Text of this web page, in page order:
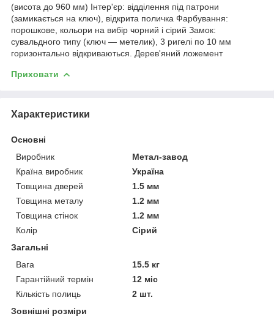
(висота до 960 мм) Інтер'єр: відділення під патрони
(замикається на ключ), відкрита поличка Фарбування:
порошкове, кольори на вибір чорний і сірий Замок:
сувальдного типу (ключ — метелик), 3 ригелі по 10 мм
горизонтально відкриваються. Дерев'яний ложемент
Приховати
Характеристики
Основні
Виробник
Метал-завод
Країна виробник
Україна
Товщина дверей
1.5 мм
Товщина металу
1.2 мм
Товщина стінок
1.2 мм
Колір
Сірий
Загальні
Вага
15.5 кг
Гарантійний термін
12 міс
Кількість полиць
2 шт.
Зовнішні розміри